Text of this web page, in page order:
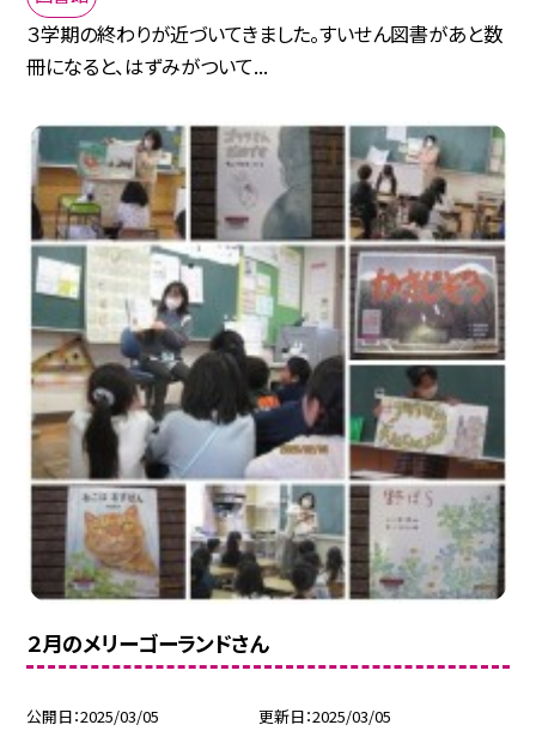
３学期の終わりが近づいてきました。すいせん図書があと数
冊になると、はずみがついて...
２月のメリーゴーランドさん
公開日 2025/03/05 更新日 2025/03/05